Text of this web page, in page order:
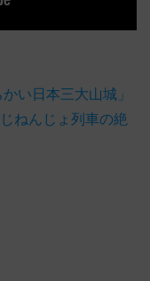
い日本三大山城」
ねんじょ列車の絶